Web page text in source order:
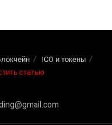
ICO и токены
статью